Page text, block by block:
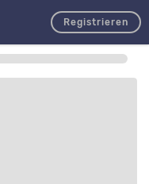
Registrieren